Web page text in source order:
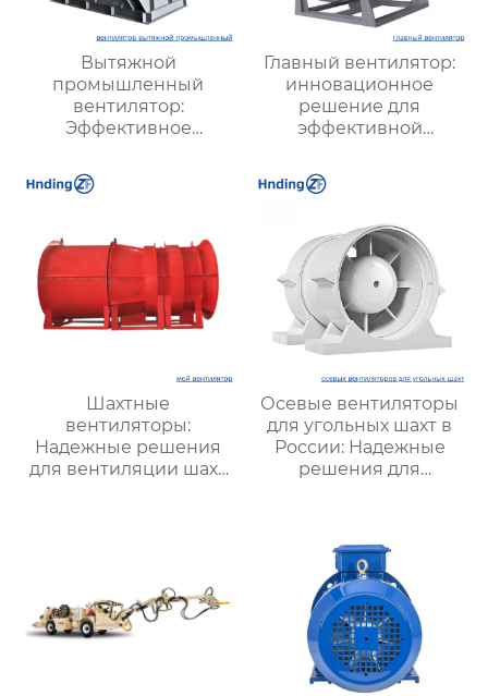
Вытяжной
промышленный
вентилятор:
Эффективное
надежной вентиляции
Главный вентилятор:
инновационное
решение для
эффективной
оптимизации работы
Шахтные
вентиляторы:
Надежные решения
для вентиляции шахт
Осевые вентиляторы
для угольных шахт в
России: Надежные
решения для